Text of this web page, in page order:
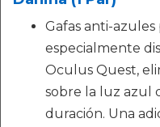
Gafas anti-
especialmente
Oculus Quest,
sobre la luz azul
duración. Una